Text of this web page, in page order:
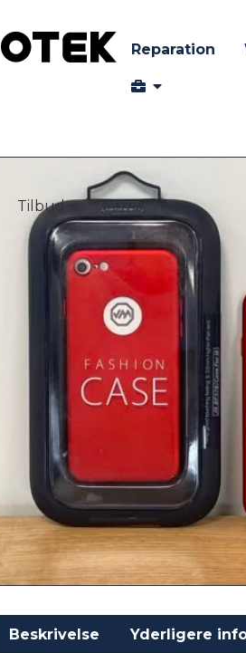
Reparation
Tilbud
Beskrivelse Yderligere